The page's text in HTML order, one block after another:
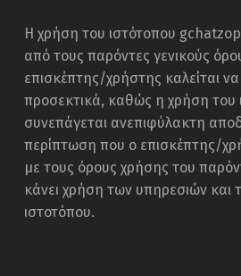
Η χρήση του ιστότοπου
από τους παρόντες γενικούς
επισκέπτης/χρήστης καλείται να
προσεκτικά, καθώς η χρήση του
συνεπάγεται ανεπιφύλακτη
περίπτωση που ο επισκέπτης/
με τους όρους χρήσης του
κάνει χρήση των υπηρεσιών και
ιστοτόπου.